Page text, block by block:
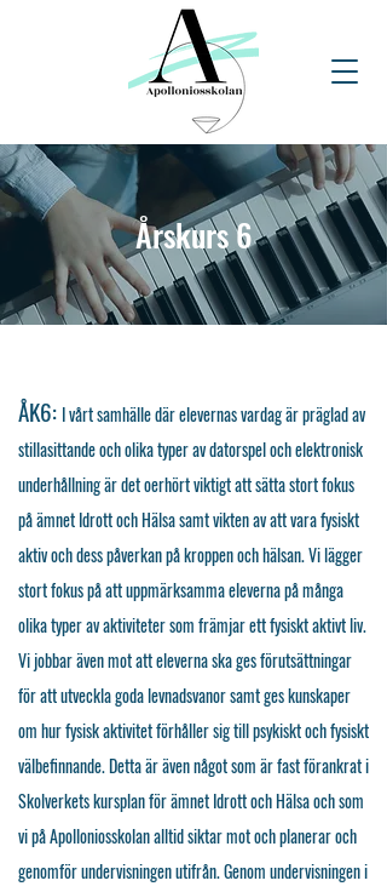
Årskurs 6
ÅK6: I vårt samhälle där elevernas vardag är präglad av
stillasittande och olika typer av datorspel och elektronisk
underhållning är det oerhört viktigt att sätta stort fokus
på ämnet Idrott och Hälsa samt vikten av att vara fysiskt
aktiv och dess påverkan på kroppen och hälsan. Vi lägger
stort fokus på att uppmärksamma eleverna på många
olika typer av aktiviteter som främjar ett fysiskt aktivt liv.
Vi jobbar även mot att eleverna ska ges förutsättningar
för att utveckla goda levnadsvanor samt ges kunskaper
om hur fysisk aktivitet förhåller sig till psykiskt och fysiskt
välbefinnande. Detta är även något som är fast förankrat i
Skolverkets kursplan för ämnet Idrott och Hälsa och som
vi på Apolloniosskolan alltid siktar mot och planerar och
genomför undervisningen utifrån. Genom undervisningen i